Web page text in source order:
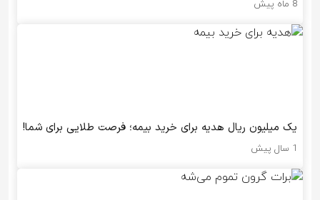
8 ماه پیش
یک میلیون ریال هدیه برای خرید بیمه؛ فرصت طلایی برای شما!
1 سال پیش